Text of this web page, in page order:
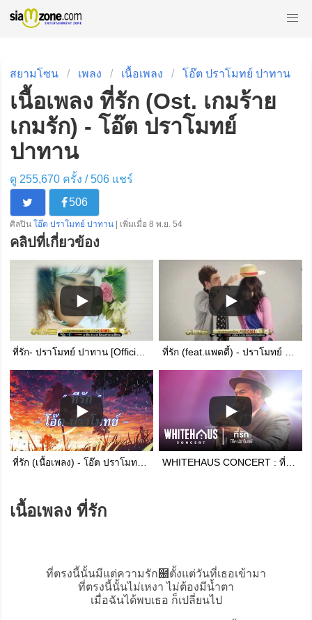
สยามโซน เพลง เนื้อเพลง โอ๊ต ปราโมทย์ ปาทาน
เนื้อเพลง ที่รัก (Ost. เกมร้าย
เกมรัก) - โอ๊ต ปราโมทย์
ปาทาน
ดู 255,670 ครั้ง /506แชร์
506
ศิลปิน โอ๊ต ปราโมทย์ ปาทาน | เพิ่มเมื่อ 8 พ.ย. 54
คลิปที่เกี่ยวข้อง
ที่รัก- ปราโมทย์ ปาทาน [Official MV] ที่รัก (feat.แพตตี้) - ปราโมทย์ ปาทาน [MV] HD
ที่รัก (เนื้อเพลง) - โอ๊ต ปราโมทย์ #SundaySoundMusic #โอ๊ตปราโมทย์ #ที่รัก WHITEHAUS CONCERT : ที่รัก - โอ๊ต ปราโมทย์
เนื้อเพลง ที่รัก
ที่ตรงนี้นั้นมีแต่ความรัก฀ตั้งแต่วันที่เธอเข้ามา
ที่ตรงนี้นั้นไม่เหงา ไม่ต้องมีน้ำตา
เมื่อฉันได้พบเธอ ก็เปลี่ยนไป